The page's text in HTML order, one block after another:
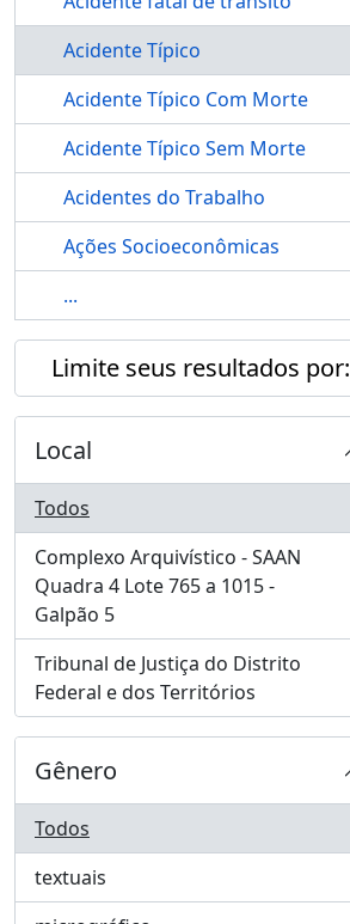
Acidente Típico
Acidente Típico Com Morte
Acidente Típico Sem Morte
Acidentes do Trabalho
Ações Socioeconômicas
...
Limite seus resultados por:
Local
Todos
Complexo Arquivístico - SAAN
Quadra 4 Lote 765 a 1015 -
Galpão 5
, 4 resultados
Tribunal de Justiça do Distrito
Federal e dos Territórios
, 2 resultados
Gênero
Todos
textuais
, 4 resultados